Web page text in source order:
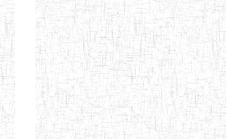
Etablissements
d'enseignement
secondaire
technique
et
professionnel